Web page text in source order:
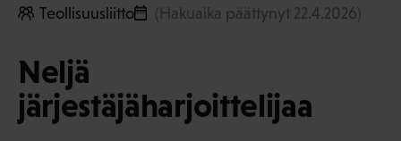
Teollisuusliitto (Hakuaika päättynyt 22.4.2026)
Neljä
järjestäjäharjoittelijaa